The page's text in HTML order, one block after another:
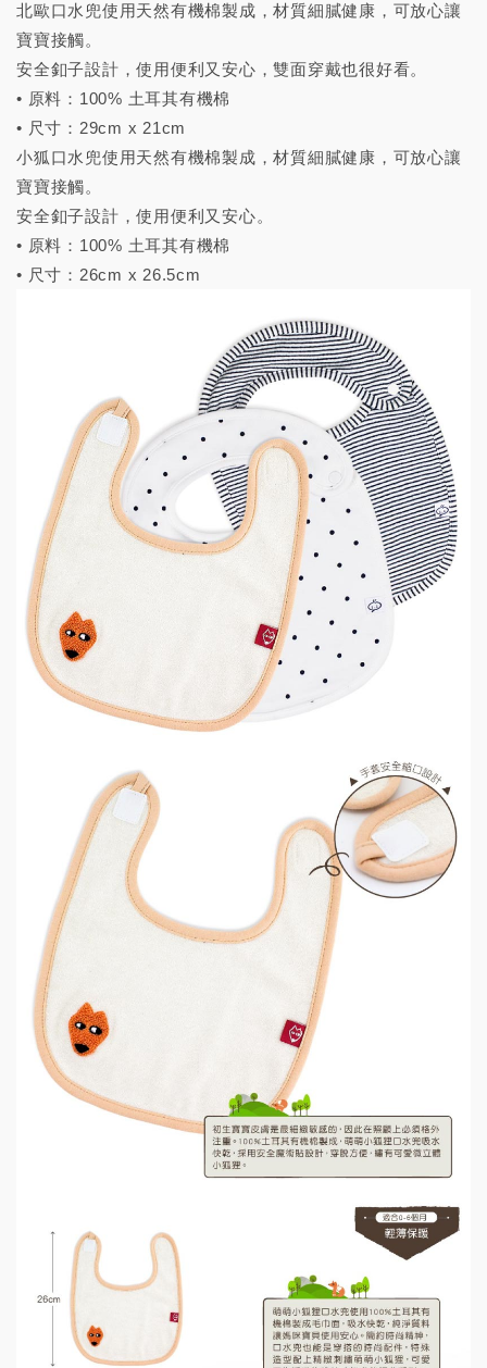
北歐口水兜使用天然有機棉製成，材質細膩健康，可放心讓
寶寶接觸。
安全釦子設計，使用便利又安心，雙面穿戴也很好看。
• 原料：100% 土耳其有機棉
• 尺寸：29cm x 21cm
小狐口水兜使用天然有機棉製成，材質細膩健康，可放心讓
寶寶接觸。
安全釦子設計，使用便利又安心。
• 原料：100% 土耳其有機棉
• 尺寸：26cm x 26.5cm